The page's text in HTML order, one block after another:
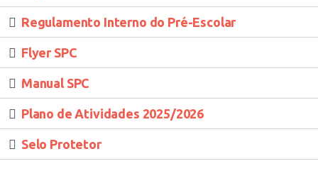
Regulamento Interno do Pré-Escolar
Flyer SPC
Manual SPC
Plano de Atividades 2025/2026
Selo Protetor